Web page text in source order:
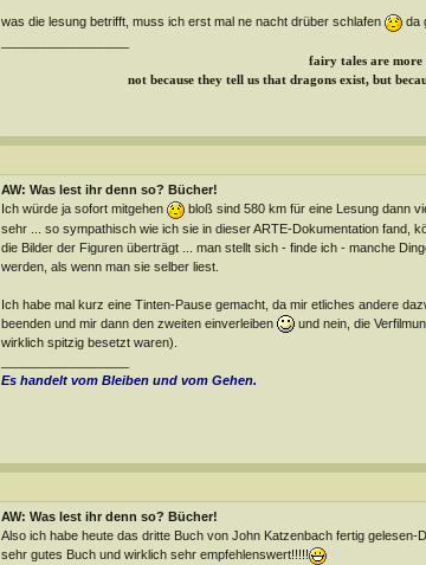
was die lesung betrifft, muss ich erst mal ne nacht drüber schlafen
da
fairy tales are more
not because they tell us that dragons exist, but
AW: Was lest ihr denn so? Bücher!
Ich würde ja sofort mitgehen
bloß sind 580 km für eine Lesung dann
sehr ... so sympathisch wie ich sie in dieser ARTE-Dokumentation fand,
die Bilder der Figuren überträgt ... man stellt sich - finde ich - manche
werden, als wenn man sie selber liest.
Ich habe mal kurz eine Tinten-Pause gemacht, da mir etliches andere
beenden und mir dann den zweiten einverleiben
und nein, die
wirklich spitzig besetzt waren).
Es handelt vom Bleiben und vom Gehen.
AW: Was lest ihr denn so? Bücher!
Also ich habe heute das dritte Buch von John Katzenbach fertig
sehr gutes Buch und wirklich sehr empfehlenswert!!!!!